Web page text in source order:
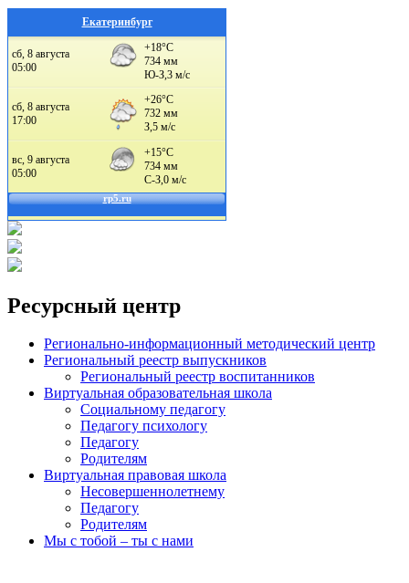
Екатеринбург
Ресурсный центр
Регионально-информационный методический центр
Региональный реестр выпускников
Региональный реестр воспитанников
Виртуальная образовательная школа
Социальному педагогу
Педагогу психологу
Педагогу
Родителям
Виртуальная правовая школа
Несовершеннолетнему
Педагогу
Родителям
Мы с тобой – ты с нами